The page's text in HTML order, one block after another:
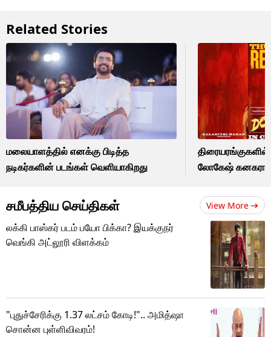
Related Stories
மலையாளத்தில் எனக்கு பிடித்த
நடிகர்களின் படங்கள் வெளியாகிறது
லோகேஷ்
சமீபத்திய செய்திகள் View More
லக்கி பாஸ்கர் படம் பயோ பிக்கா? இயக்குநர்
வெங்கி அட்லூரி விளக்கம்
"புதுச்சேரிக்கு 1.37 லட்சம் கோடி!".. அமித்ஷா
சொன்ன புள்ளிவிவரம்!